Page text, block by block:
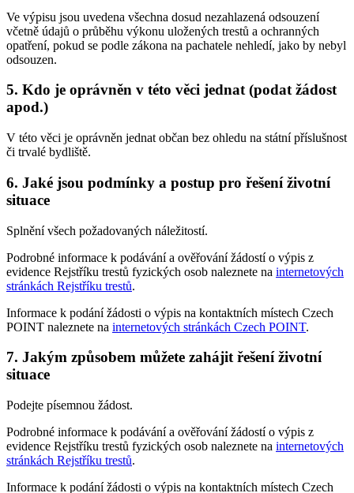
Ve výpisu jsou uvedena všechna dosud nezahlazená odsouzení
včetně údajů o průběhu výkonu uložených trestů a ochranných
opatření, pokud se podle zákona na pachatele nehledí, jako by nebyl
odsouzen.
5. Kdo je oprávněn v této věci jednat (podat žádost
apod.)
V této věci je oprávněn jednat občan bez ohledu na státní příslušnost
či trvalé bydliště.
6. Jaké jsou podmínky a postup pro řešení životní
situace
Splnění všech požadovaných náležitostí.
Podrobné informace k podávání a ověřování žádostí o výpis z
evidence Rejstříku trestů fyzických osob naleznete na internetových
stránkách Rejstříku trestů.
Informace k podání žádosti o výpis na kontaktních místech Czech
POINT naleznete na internetových stránkách Czech POINT.
7. Jakým způsobem můžete zahájit řešení životní
situace
Podejte písemnou žádost.
Podrobné informace k podávání a ověřování žádostí o výpis z
evidence Rejstříku trestů fyzických osob naleznete na internetových
stránkách Rejstříku trestů.
Informace k podání žádosti o výpis na kontaktních místech Czech